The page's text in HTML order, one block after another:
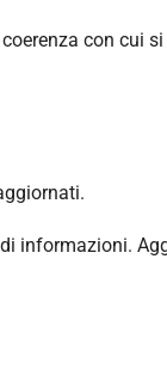
con cui
informazioni.